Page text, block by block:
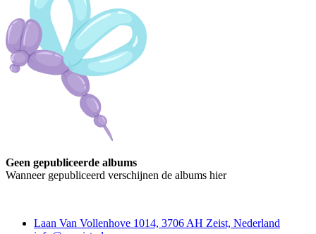
Geen gepubliceerde albums
Wanneer gepubliceerd verschijnen de albums hier
Laan Van Vollenhove 1014, 3706 AH Zeist, Nederland